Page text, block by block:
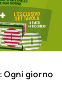
Ogni giorno